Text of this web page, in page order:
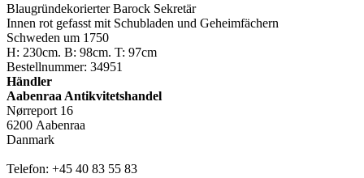
Blaugründekorierter Barock Sekretär
Innen rot gefasst mit Schubladen und Geheimfächern
Schweden um 1750
H: 230cm. B: 98cm. T: 97cm
Bestellnummer: 34951
Händler
Aabenraa Antikvitetshandel
Nørreport 16
6200 Aabenraa
Danmark
Telefon: +45 40 83 55 83